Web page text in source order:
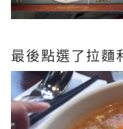
最後點選了拉麵